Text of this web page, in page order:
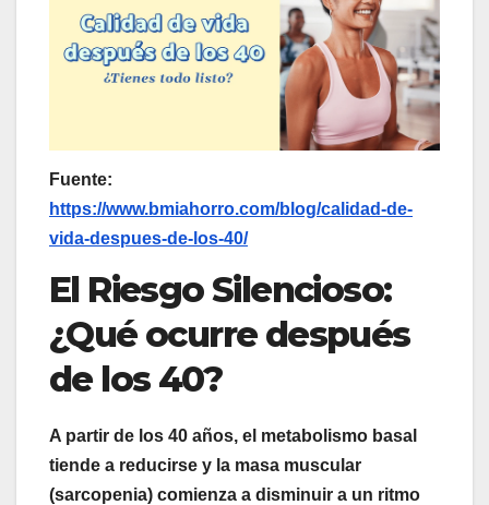
Fuente:
https://www.bmiahorro.com/blog/calidad-de-
vida-despues-de-los-40/
El Riesgo Silencioso:
¿Qué ocurre después
de los 40?
A partir de los 40 años, el metabolismo basal
tiende a reducirse y la masa muscular
(sarcopenia) comienza a disminuir a un ritmo